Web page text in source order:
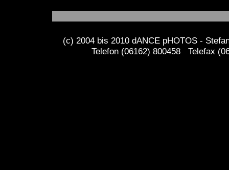
(c) 2004 bis 2010 dANCE pHOTOS -
Telefon (06162) 800458 Telefax